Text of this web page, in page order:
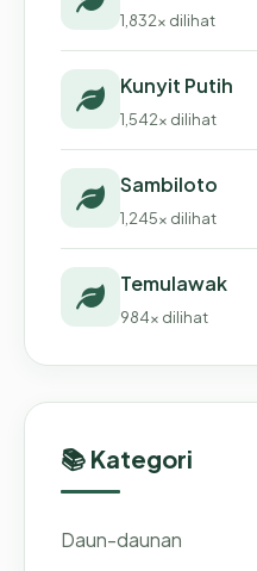
1,832x dilihat
Kunyit Putih
1,542x dilihat
Sambiloto
1,245x dilihat
Temulawak
984x dilihat
📚 Kategori
Daun-daunan